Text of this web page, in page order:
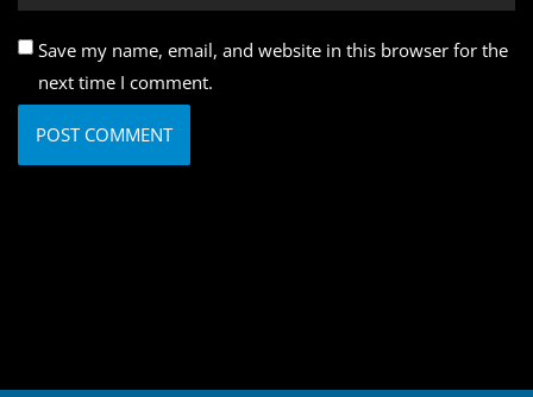
Save my name, email, and website in this browser for the
next time I comment.